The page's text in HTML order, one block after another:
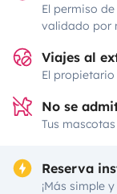
El permiso
validado por
Viajes al
El
No se
Tus
Reserva
¡Más simple